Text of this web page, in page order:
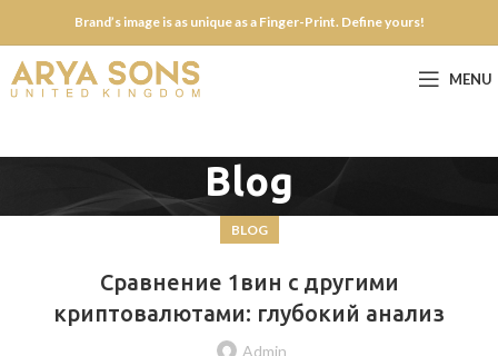
Brand’s image is as unique as a Finger-Print. Define yours!
MENU
Blog
BLOG
Сравнение 1вин с другими
криптовалютами: глубокий анализ
Admin